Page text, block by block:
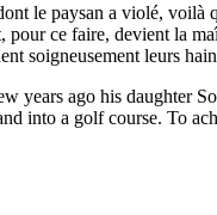
le paysan a violé, voilà
ce faire, devient la
soigneusement leurs
years ago his daughter
into a golf course. To